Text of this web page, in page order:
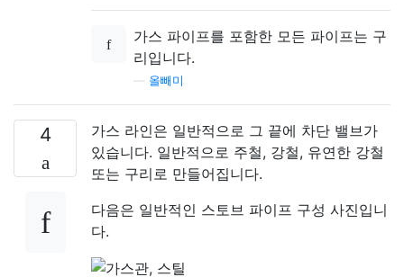
가스 파이프를 포함한 모든 파이프는 구
리입니다.
올빼미
4
가스 라인은 일반적으로 그 끝에 차단 밸브가
있습니다. 일반적으로 주철, 강철, 유연한 강철
또는 구리로 만들어집니다.
다음은 일반적인 스토브 파이프 구성 사진입니
다.